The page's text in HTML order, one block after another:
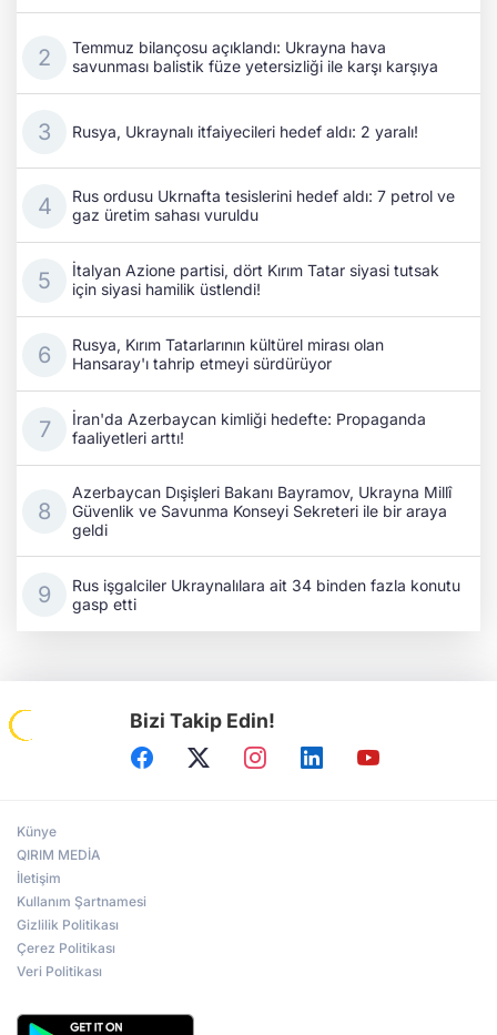
Temmuz bilançosu açıklandı: Ukrayna hava
savunması balistik füze yetersizliği ile karşı karşıya
Rusya, Ukraynalı itfaiyecileri hedef aldı: 2 yaralı!
Rus ordusu Ukrnafta tesislerini hedef aldı: 7 petrol ve
gaz üretim sahası vuruldu
İtalyan Azione partisi, dört Kırım Tatar siyasi tutsak
için siyasi hamilik üstlendi!
Rusya, Kırım Tatarlarının kültürel mirası olan
Hansaray'ı tahrip etmeyi sürdürüyor
İran'da Azerbaycan kimliği hedefte: Propaganda
faaliyetleri arttı!
Azerbaycan Dışişleri Bakanı Bayramov, Ukrayna Millî
Güvenlik ve Savunma Konseyi Sekreteri ile bir araya
geldi
Rus işgalciler Ukraynalılara ait 34 binden fazla konutu
gasp etti
Bizi Takip Edin!
Künye
QIRIM MEDİA
İletişim
Kullanım Şartnamesi
Gizlilik Politikası
Çerez Politikası
Veri Politikası